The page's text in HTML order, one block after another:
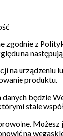
zgodnie z
na
na urządzeniu
produktu.
będzie
stale
Możesz
na